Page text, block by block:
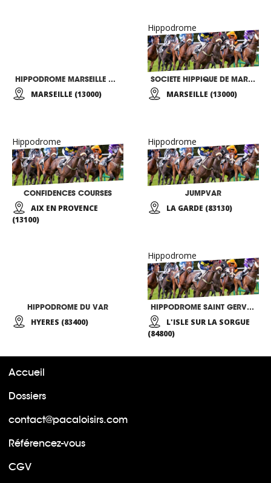
HIPPODROME MARSEILLE VIVAUX
MARSEILLE (13000)
Hippodrome
SOCIETE HIPPIQUE DE MARSEILLE
MARSEILLE (13000)
Hippodrome
CONFIDENCES COURSES
AIX EN PROVENCE
(13100)
Hippodrome
JUMPVAR
LA GARDE (83130)
HIPPODROME DU VAR
HYERES (83400)
Hippodrome
HIPPODROME SAINT GERVAIS
L'ISLE SUR LA SORGUE
(84800)
Accueil
Dossiers
contact@pacaloisirs.com
Référencez-vous
CGV